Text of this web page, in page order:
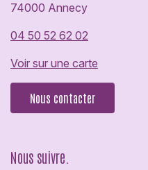
74000 Annecy
04 50 52 62 02
Voir sur une carte
Nous contacter
Nous suivre.